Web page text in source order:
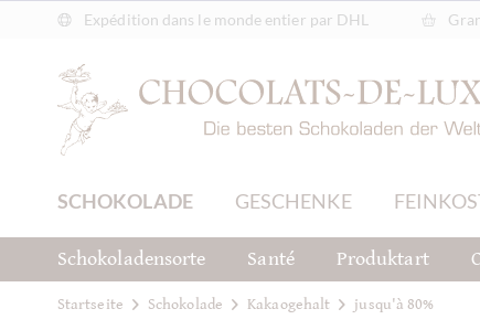
Expédition dans le monde entier par DHL
SCHOKOLADE GESCHENKE
Schokoladensorte Santé Produktart
Startseite Schokolade Kakaogehalt jusqu'à 80%